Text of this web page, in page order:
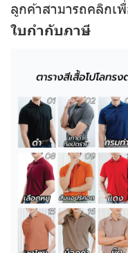
ลูกค้าสามารถคลิกเ
ใบกำกับภาษี